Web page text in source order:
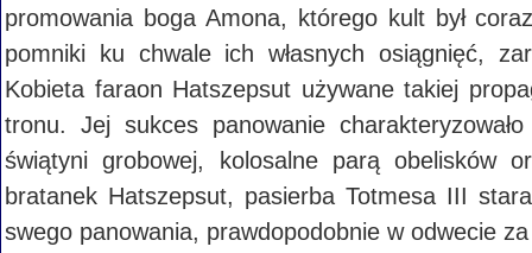
promowania boga Amona, którego kult był
pomniki ku chwale ich własnych osiągnięć,
Kobieta faraon Hatszepsut używane takiej
tronu. Jej sukces panowanie
świątyni grobowej, kolosalne parą obelisków
bratanek Hatszepsut, pasierba Totmesa III
swego panowania, prawdopodobnie w odwecie